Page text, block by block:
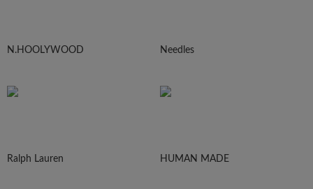
N.HOOLYWOOD Needles
Ralph Lauren HUMAN MADE